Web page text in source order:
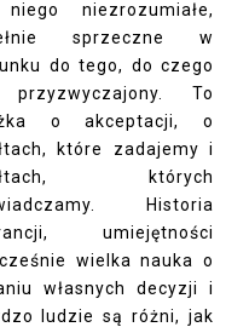
niezrozumiałe,
sprzeczne w
do tego, do czego
przyzwyczajony. To
o akceptacji, o
które zadajemy i
których
Historia
umiejętności
wielka nauka o
własnych decyzji i
ludzie są różni, jak